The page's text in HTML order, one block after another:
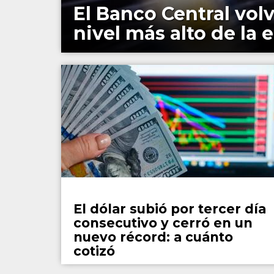
El Banco Central
nivel más alto de la
El dólar subió por tercer día
consecutivo y cerró en un
nuevo récord: a cuánto
cotizó